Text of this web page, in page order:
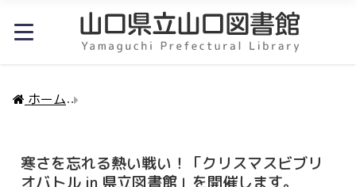
ホーム
寒さを忘れる熱い戦い！「クリスマスビブリ
オバトル in 県立図書館」を開催します。